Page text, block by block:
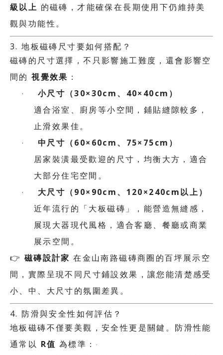
級以上 的磁磚，才能確保在長期使用下仍維持美
觀與功能性。
3.地板磁磚尺寸要如何搭配？
磁磚的尺寸選擇，不只影響施工難度，還會影響空
間的視覺效果 ：
· 小尺寸（30×30cm、 40×40cm ）
適合浴室、廚房等小空間，鋪貼縫隙較多，
止滑效果佳。
· 中尺寸（60×60cm、 75×75cm ）
居家裝潢最受歡迎的尺寸，均衡大方，適合
大部分住宅空間。
· 大尺寸（90×90cm、 120×240cm以上）
近年流行的「大板磁磚」，能營造無縫感，
展現大器現代風格，適合客廳、餐廳或商業
展示空間。
👉 磁磚設計家 在金山南路磁磚商圈的百坪展示空
間，實際呈現不同尺寸鋪設效果，讓您能清楚感受
小、中、大尺寸的氛圍差異。
4.
防滑與安全性如何評估？
地板磁磚不僅要美觀，安全性更是關鍵。防滑性能
通常以 R值 為標準： ·